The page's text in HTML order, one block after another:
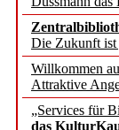
Die Zukunft
Willkommen
Attraktive
„Services für
das